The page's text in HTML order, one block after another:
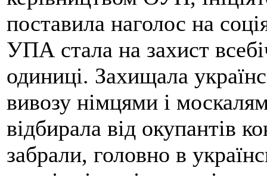
поставила наголос на
УПА стала на захист
одиниці. Захищала
вивозу німцями і
відбирала від окупантів
забрали, головно в